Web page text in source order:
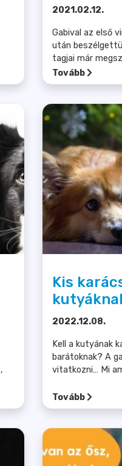
2021.02.12.
Gabival az első
után
tagjai már
Tovább
Kis
2022.12.08.
Kell a kutyának
barátoknak? A
vitatkozni… Mi
Tovább